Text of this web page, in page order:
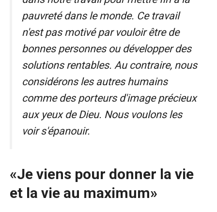
pauvreté dans le monde. Ce travail
n'est pas motivé par vouloir être de
bonnes personnes ou développer des
solutions rentables. Au contraire, nous
considérons les autres humains
comme des porteurs d'image précieux
aux yeux de Dieu. Nous voulons les
voir s'épanouir.
«Je viens pour donner la vie
et la vie au maximum»